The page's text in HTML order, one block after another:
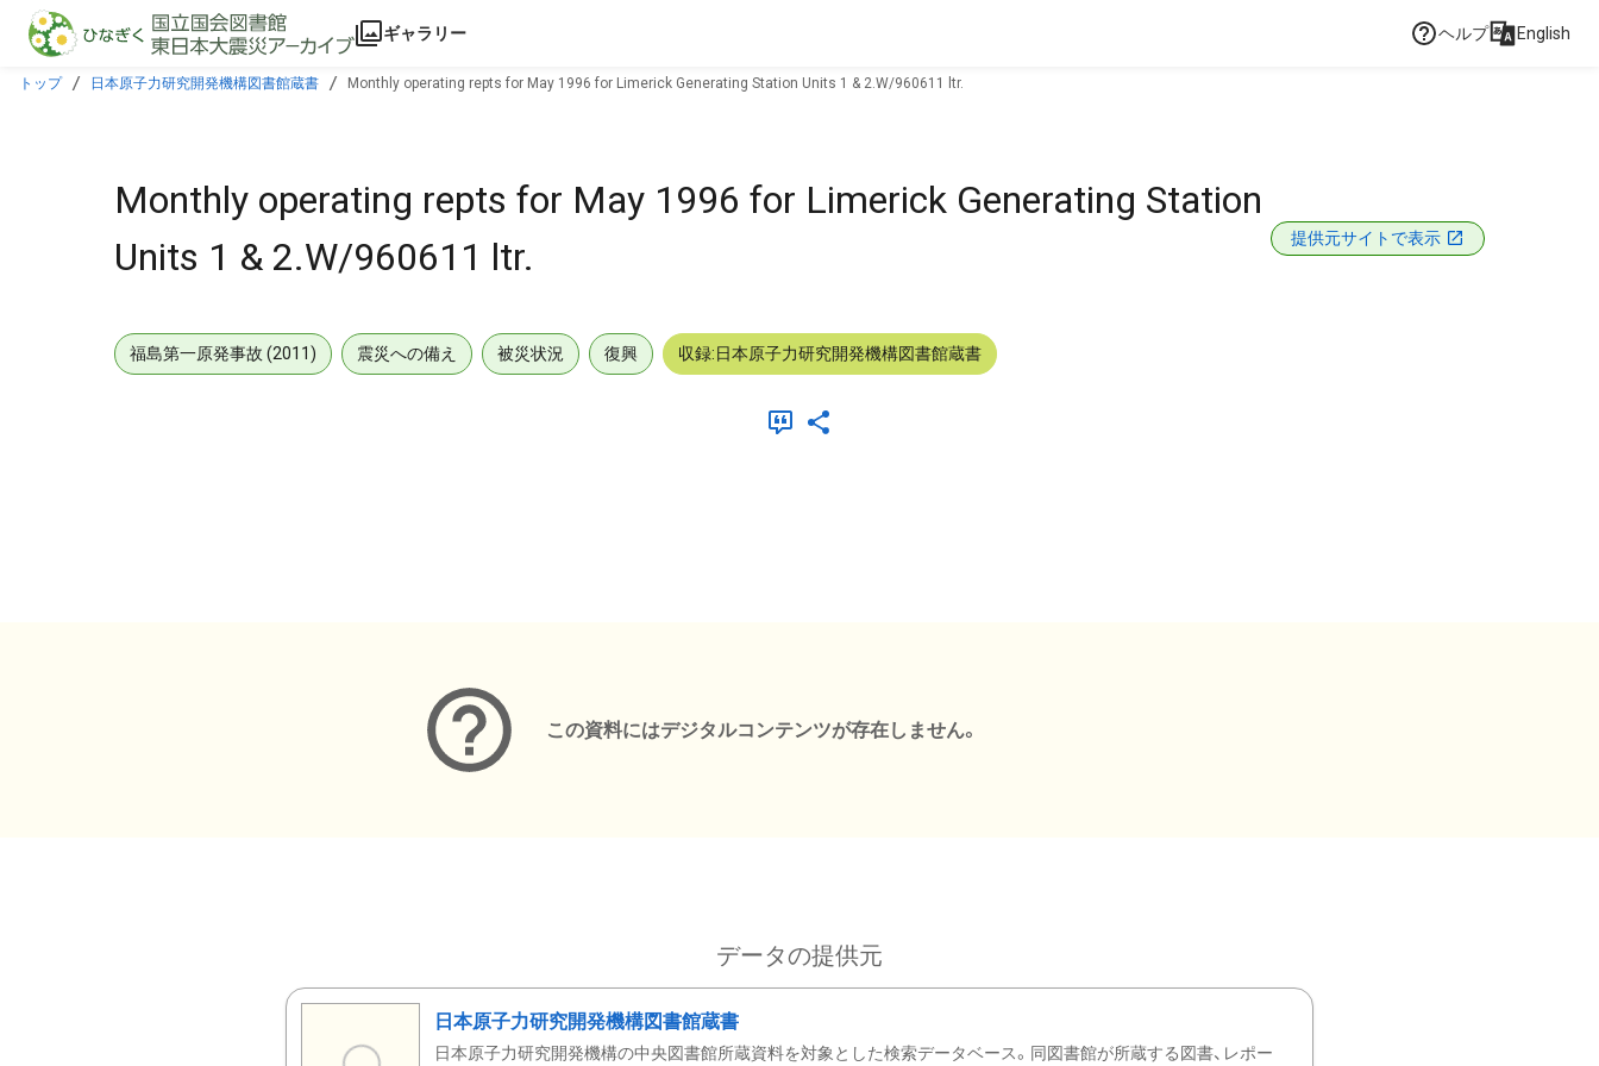
本文に飛ぶ
ギャラリー ヘルプ English
トップ 日本原子力研究開発機構図書館蔵書 Monthly operating repts for May 1996 for Limerick Generating Station Units 1 & 2.W/960611 ltr.
Monthly operating repts for May 1996 for Limerick Generating Station
Units 1 & 2.W/960611 ltr.
提供元サイトで表示
福島第一原発事故 (2011) 震災への備え 被災状況 復興 収録:日本原子力研究開発機構図書館蔵書
この資料にはデジタルコンテンツが存在しません。
データの提供元
日本原子力研究開発機構図書館蔵書
日本原子力研究開発機構の中央図書館所蔵資料を対象とした検索データベース。同図書館が所蔵する図書、レポー